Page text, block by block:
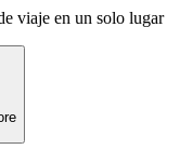
viaje en un solo lugar